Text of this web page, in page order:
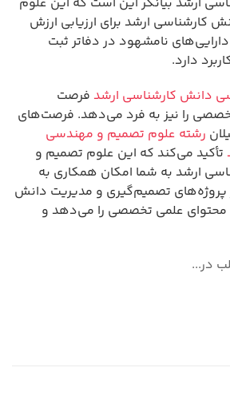
ارشد برای ارزیابی ارزش
نامشهود در دفاتر ثبت
دارد.
دانش کارشناسی ارشد فرصت
را نیز به فرد می‌دهد. فرصت‌های
رشته علوم تصمیم و مهندسی
تأکید می‌کند که این علوم تصمیم و
ارشد به شما امکان همکاری به
پروژه‌های تصمیم‌گیری و مدیریت دانش
علمی تخصصی را می‌دهد و
در...